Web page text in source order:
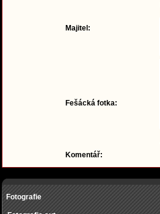
Majitel:
Fešácká fotka:
Komentář:
Fotografie